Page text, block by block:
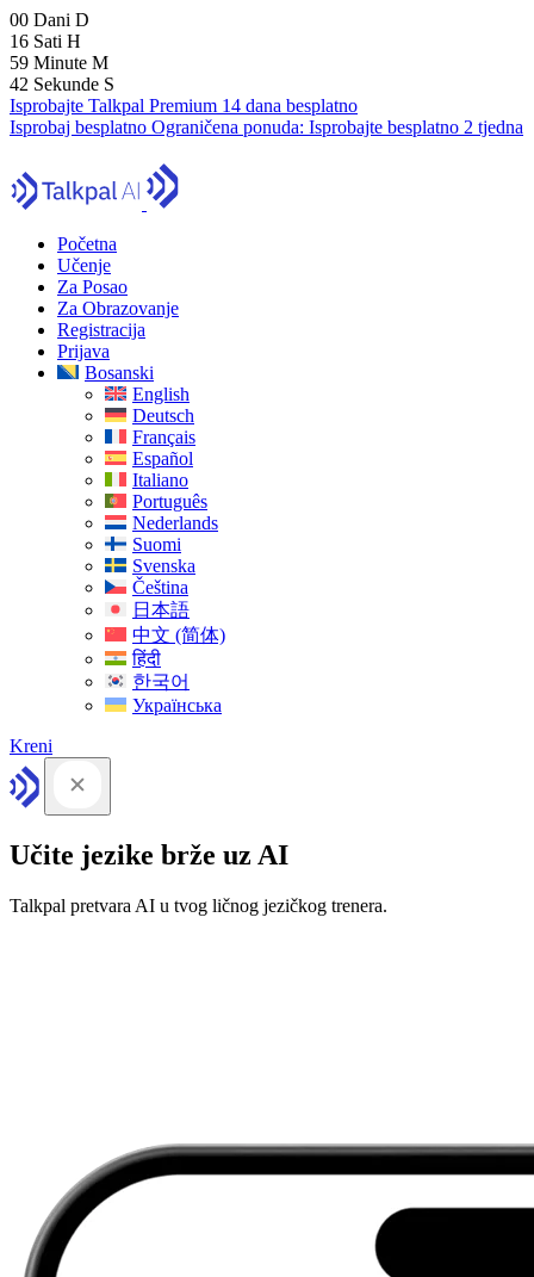
00 Dani D
16 Sati H
59 Minute M
41 Sekunde S
Isprobajte Talkpal Premium 14 dana besplatno
Isprobaj besplatno Ograničena ponuda: Isprobajte besplatno 2 tjedna
Početna
Učenje
Za Posao
Za Obrazovanje
Registracija
Prijava
Bosanski
English
Deutsch
Français
Español
Italiano
Português
Nederlands
Suomi
Svenska
Čeština
日本語
中文 (简体)
हिंदी
한국어
Українська
Kreni
Učite jezike brže uz AI
Talkpal pretvara AI u tvog ličnog jezičkog trenera.